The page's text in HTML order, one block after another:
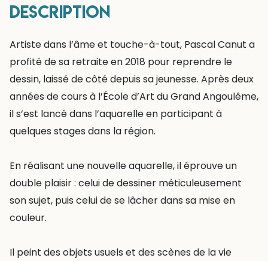
Description
Artiste dans l’âme et touche-à-tout, Pascal Canut a
profité de sa retraite en 2018 pour reprendre le
dessin, laissé de côté depuis sa jeunesse. Après deux
années de cours à l’École d’Art du Grand Angoulême,
il s’est lancé dans l’aquarelle en participant à
quelques stages dans la région.
En réalisant une nouvelle aquarelle, il éprouve un
double plaisir : celui de dessiner méticuleusement
son sujet, puis celui de se lâcher dans sa mise en
couleur.
Il peint des objets usuels et des scènes de la vie